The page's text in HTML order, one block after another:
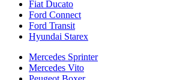
Fiat Ducato
Ford Connect
Ford Transit
Hyundai Starex
Mercedes Sprinter
Mercedes Vito